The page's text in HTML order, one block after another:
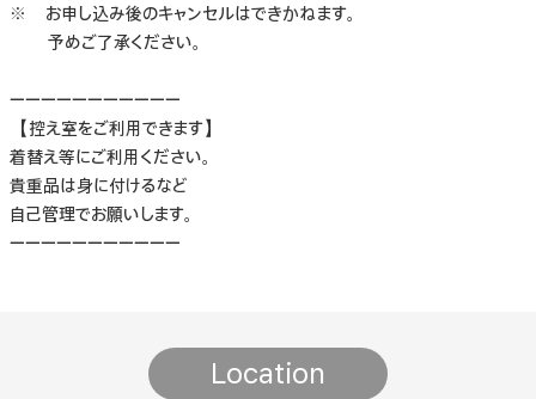
※ お申し込み後のキャンセルはできかねます。
予めご了承ください。
ーーーーーーーーーーー
【控え室をご利用できます】
着替え等にご利用ください。
貴重品は身に付けるなど
自己管理でお願いします。
ーーーーーーーーーーー
Location